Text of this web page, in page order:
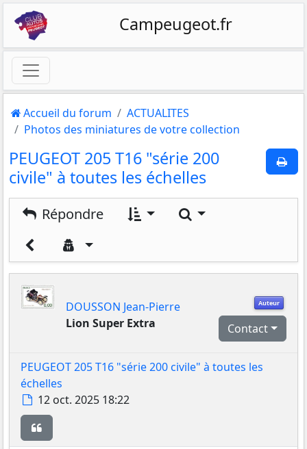
Campeugeot.fr
Accueil du forum
ACTUALITES
Photos des miniatures de votre collection
PEUGEOT 205 T16 "série 200
civile" à toutes les échelles
Répondre Rechercher
Auteur
DOUSSON Jean-Pierre
Lion Super Extra
Contact
PEUGEOT 205 T16 "série 200 civile" à toutes les
échelles
Message
12 oct. 2025 18:22